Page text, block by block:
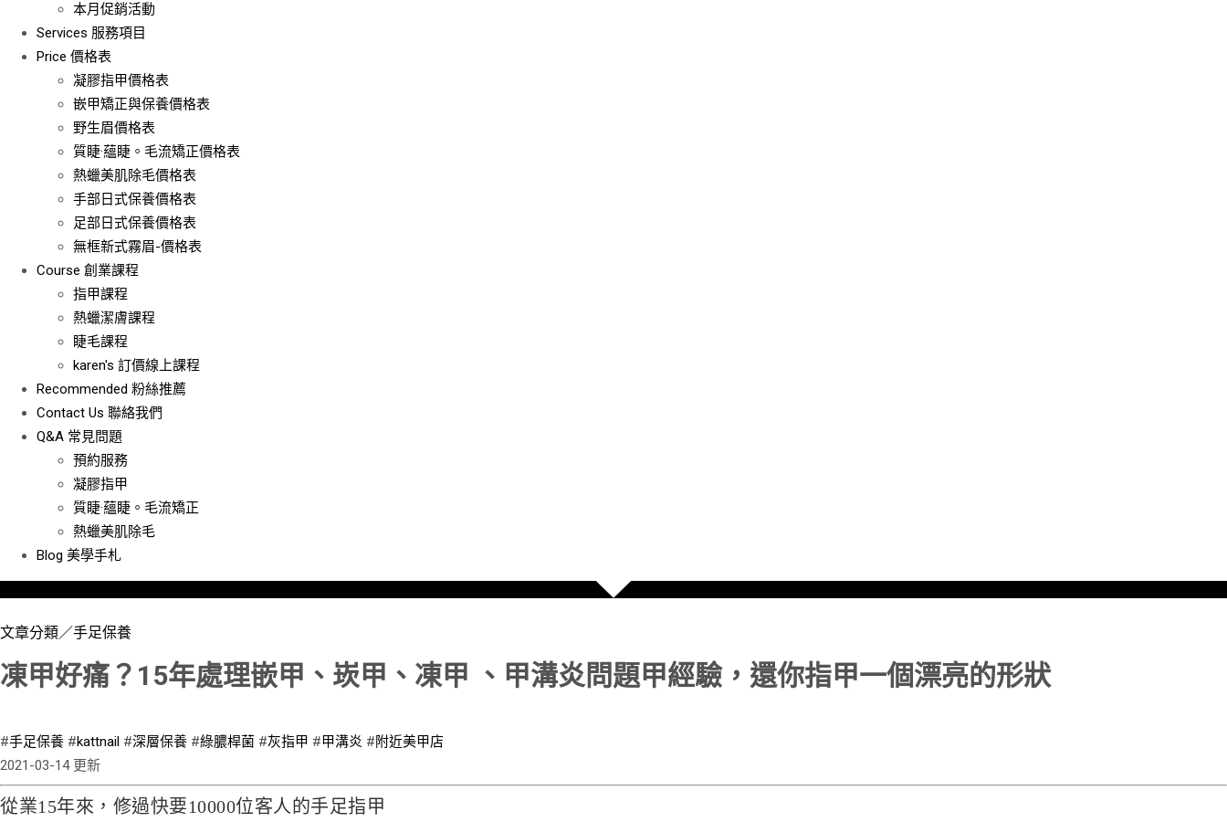
本月促銷活動
Services 服務項目
Price 價格表
凝膠指甲價格表
嵌甲矯正與保養價格表
野生眉價格表
質睫·蘊睫。毛流矯正價格表
熱蠟美肌除毛價格表
手部日式保養價格表
足部日式保養價格表
無框新式霧眉-價格表
Course 創業課程
指甲課程
熱蠟潔膚課程
睫毛課程
karen's 訂價線上課程
Recommended 粉絲推薦
Contact Us 聯絡我們
Q&A 常見問題
預約服務
凝膠指甲
質睫·蘊睫。毛流矯正
熱蠟美肌除毛
Blog 美學手札
文章分類／手足保養
凍甲好痛？15年處理嵌甲、崁甲、凍甲 、甲溝炎問題甲經驗，還你指甲一個漂亮的形狀
#手足保養 #kattnail #深層保養 #綠膿桿菌 #灰指甲 #甲溝炎 #附近美甲店
2021-03-14 更新
從業15年來，修過快要10000位客人的手足指甲